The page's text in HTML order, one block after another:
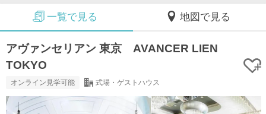
一覧で見る 地図で見る
アヴァンセリアン 東京 AVANCER LIEN
TOKYO
オンライン見学可能 式場・ゲストハウス